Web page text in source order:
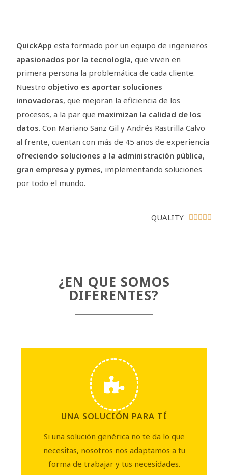
QuickAppesta formado por un equipo de ingenieros
apasionados por la tecnología, que viven en
primera persona la problemática de cada cliente.
Nuestro objetivo es aportar soluciones
innovadoras, que mejoran la eficiencia de los
procesos, a la par que maximizan la calidad de los
datos. Con Mariano Sanz Gil y Andrés Rastrilla Calvo
al frente, cuentan con más de 45 años de experiencia
ofreciendo soluciones a la administración pública,
gran empresa y pymes, implementando soluciones
por todo el mundo.
QUALITY     
¿EN QUE SOMOS
DIFERENTES?
UNA SOLUCIÓN PARA TÍ
Si una solución genérica no te da lo que
necesitas, nosotros nos adaptamos a tu
forma de trabajar y tus necesidades.